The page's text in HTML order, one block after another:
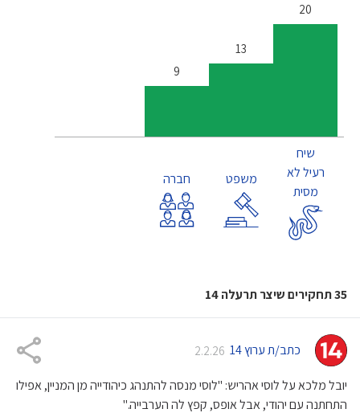
20
13
9
שיח
רעיל לא
מסית
משפט חברה
35 תחקירים שיצר תרעלה 14
כתב/ת ערוץ 14 2.2.26
יובל מלכא על לוסי אהריש: "לוסי מנסה להתנהג כיהודייה מן המניין, אפילו
התחתנה עם יהודי, אבל אופס, קפץ לה הערבייה."